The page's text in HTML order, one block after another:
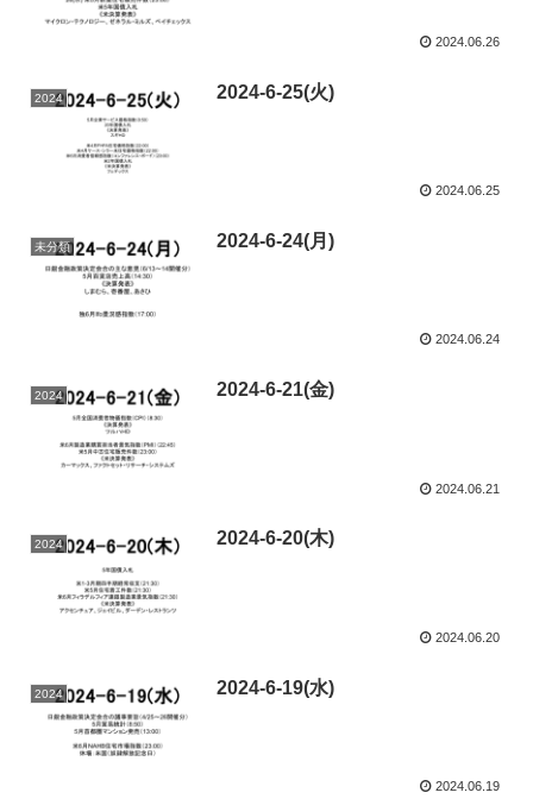
2024.06.26
2024 2024-6-25(火)
2024.06.25
未分類 2024-6-24(月)
2024.06.24
2024 2024-6-21(金)
2024.06.21
2024 2024-6-20(木)
2024.06.20
2024 2024-6-19(水)
2024.06.19